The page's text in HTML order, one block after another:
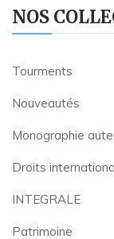
NOS
Tourments
Nouveautés
Monographie
Droits
INTEGRALE
Patrimoine